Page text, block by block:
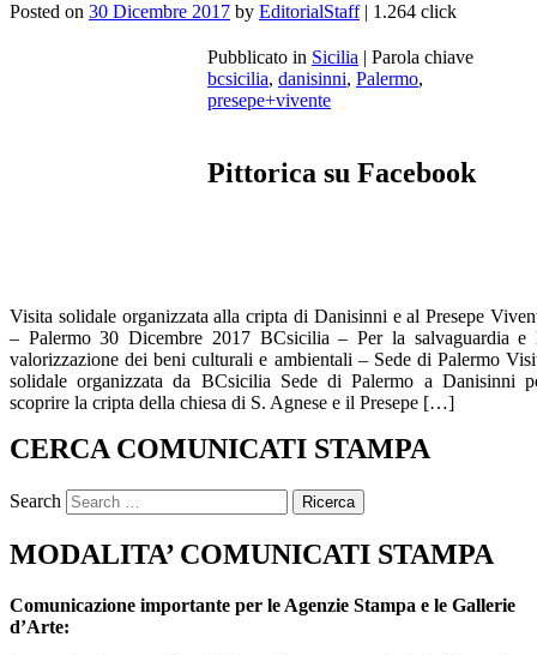
Posted on 30 Dicembre 2017 by EditorialStaff| 1.264 click
Visita solidale organizzata alla cripta di Danisinni e al Presepe
– Palermo 30 Dicembre 2017 BCsicilia – Per la salvaguardia e
valorizzazione dei beni culturali e ambientali – Sede di Palermo
solidale organizzata da BCsicilia Sede di Palermo a Danisinni
scoprire la cripta della chiesa di S. Agnese e il Presepe […]
Pubblicato in Sicilia | Parola chiave
bcsicilia, danisinni, Palermo,
presepe+vivente
Pittorica su Facebook
CERCA COMUNICATI STAMPA
Search
MODALITA’ COMUNICATI STAMPA
Comunicazione importante per le Agenzie Stampa e le Gallerie
d’Arte: